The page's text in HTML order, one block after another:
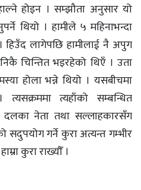
होइन । सम्झौता अनुसार यो
थियो । हामीले ५ महिनाभन्दा
हिउँद लागेपछि हामीलाई नै अपुग
चिन्तित भइरहेको थिएँ । उता
होला भन्ने थियो । यसबीचमा
त्यहाँको सम्बन्धित
दलका नेता तथा सल्लाहकारसँग
सदुपयोग गर्ने कुरा अत्यन्त गम्भीर
कुरा राख्यौँ ।